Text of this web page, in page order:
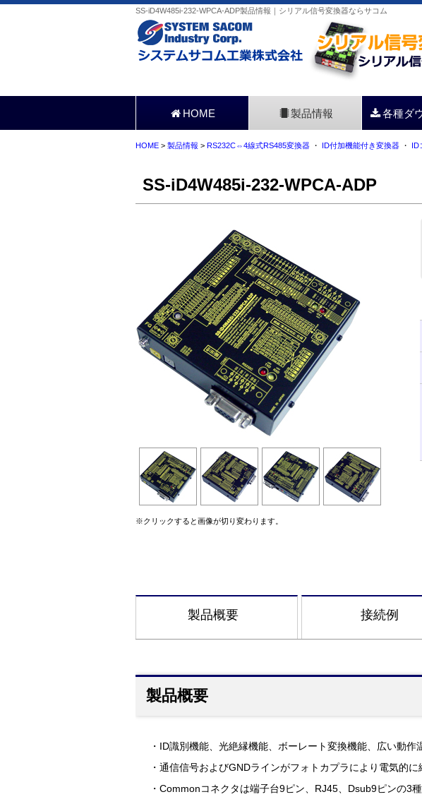
SS-iD4W485i-232-WPCA-ADP製品情報｜シリアル信号変換器ならサコム
HOME 製品情報 各種ダ
HOME > 製品情報 > RS232C⇔4線式RS485変換器 ・ ID付加機能付き変換器 ・ ID
SS-iD4W485i-232-WPCA-ADP
※クリックすると画像が切り変わります。
製品概要 接続例
製品概要
・ID識別機能、光絶縁機能、ボーレート変換機能、広い動
・通信信号およびGNDラインがフォトカプラにより電気的に
・Commonコネクタは端子台9ピン、RJ45、Dsub9ピンの3